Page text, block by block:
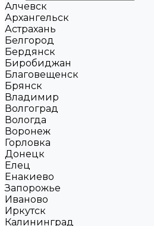
Алчевск
Архангельск
Астрахань
Белгород
Бердянск
Биробиджан
Благовещенск
Брянск
Владимир
Волгоград
Вологда
Воронеж
Горловка
Донецк
Елец
Енакиево
Запорожье
Иваново
Иркутск
Калининград